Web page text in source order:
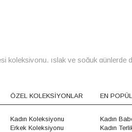
koleksiyonu, ıslak ve soğuk günlerde
ELLE kadın yağmur çizmeleri, günlük
yağmurlu günlerin kasvetini
ÖZEL KOLEKSİYONLAR
Kadın Koleksiyonu
Erkek Koleksiyonu
EN
Kadın
Kadın